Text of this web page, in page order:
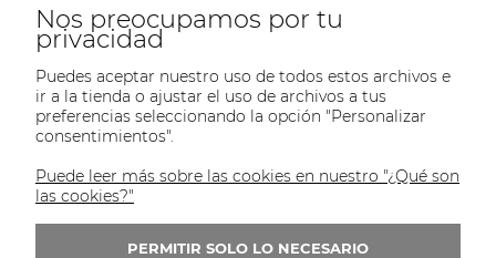
NIF-IVA: PL6431768329
DIRECCIÓN DE ENVÍO Y ALMACÉN
41-902, Bytom
Tel.:
+(48)515-965-404
Nos preocupamos por tu
privacidad
Puedes aceptar nuestro uso de todos estos archivos e
ir a la tienda o ajustar el uso de archivos a tus
preferencias seleccionando la opción "Personalizar
consentimientos".
Puede leer más sobre las cookies en nuestro "¿Qué son
las cookies?"
PERMITIR SOLO LO NECESARIO